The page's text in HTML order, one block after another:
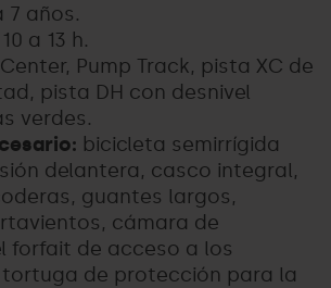
7 años.
a 13 h.
Pump Track, pista XC de
pista DH con desnivel
verdes.
bicicleta semirrígida
delantera, casco integral,
guantes largos,
cámara de
forfait de acceso a los
de protección para la